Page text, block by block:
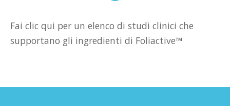
Fai clic qui per un elenco di studi clinici che
supportano gli ingredienti di Foliactive™